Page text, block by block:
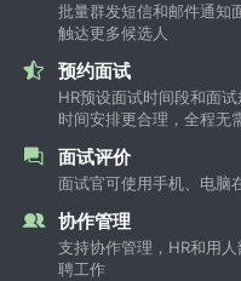
批量群发短信和邮件通知
触达更多候选人
预约面试
HR预设面试时间段和面
时间安排更合理，全程无
面试评价
面试官可使用手机、电脑
协作管理
支持协作管理，HR和用
聘工作